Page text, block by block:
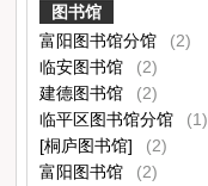
图书馆
富阳图书馆分馆
(2)
临安图书馆
(2)
建德图书馆
(2)
临平区图书馆分馆
(1)
[桐庐图书馆]
(2)
富阳图书馆
(2)